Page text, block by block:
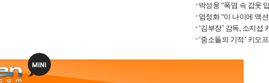
박성웅 “폭염 속 갑옷
엄정화 “이 나이에 액
‘김부장’ 감독, 소지섭
‘중소돌의 기적’ 키오